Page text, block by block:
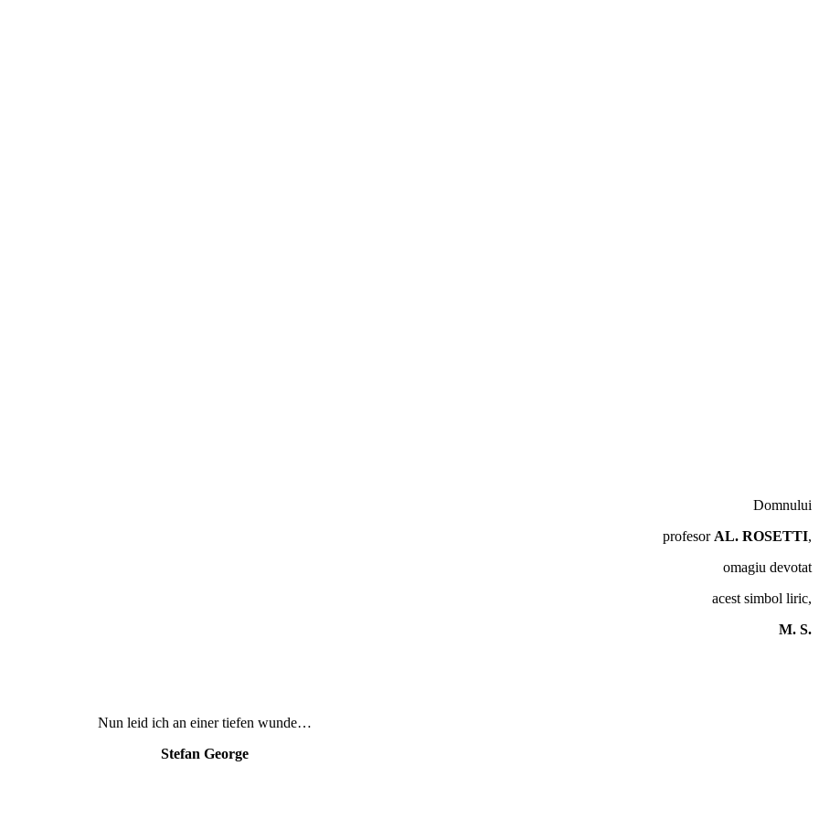
Domnului
profesor AL. ROSETTI,
omagiu devotat
acest simbol liric,
M. S.
Nun leid ich an einer tiefen wunde…
Stefan George